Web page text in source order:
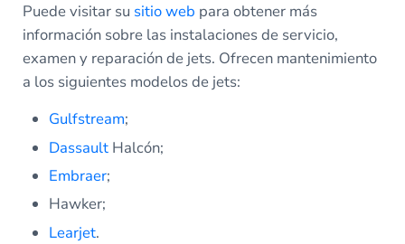
Puede visitar su sitio web para obtener más
información sobre las instalaciones de servicio,
examen y reparación de jets. Ofrecen mantenimiento
a los siguientes modelos de jets:
Gulfstream;
Dassault Halcón;
Embraer;
Hawker;
Learjet.